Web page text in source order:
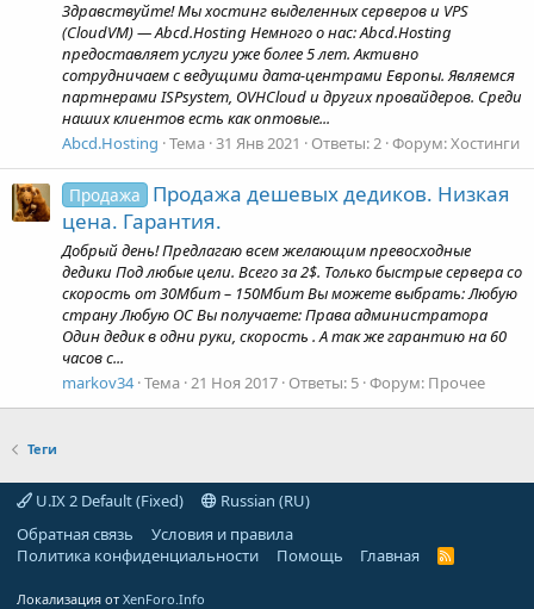
Здравствуйте! Мы хостинг выделенных серверов и VPS
(CloudVM) — Abcd.Hosting Немного о нас: Abcd.Hosting
предоставляет услуги уже более 5 лет. Активно
сотрудничаем с ведущими дата-центрами Европы. Являемся
партнерами ISPsystem, OVHCloud и других провайдеров. Среди
наших клиентов есть как оптовые...
Abcd.Hosting Тема 31 Янв 2021 Ответы: 2 Форум:Хостинги
Продажа
Продажа дешевых дедиков. Низкая
цена. Гарантия.
Добрый день! Предлагаю всем желающим превосходные
дедики Под любые цели. Всего за 2$. Только быстрые сервера со
скорость от 30Мбит – 150Мбит Вы можете выбрать: Любую
страну Любую ОС Вы получаете: Права администратора
Один дедик в одни руки, скорость . А так же гарантию на 60
часов с...
markov34 Тема 21 Ноя 2017 Ответы: 5 Форум: Прочее
Теги
U.IX 2 Default (Fixed)
Russian (RU)
Обратная связь
Условия и правила
Политика конфиденциальности
Помощь Главная
R
Локализация от XenForo.Info